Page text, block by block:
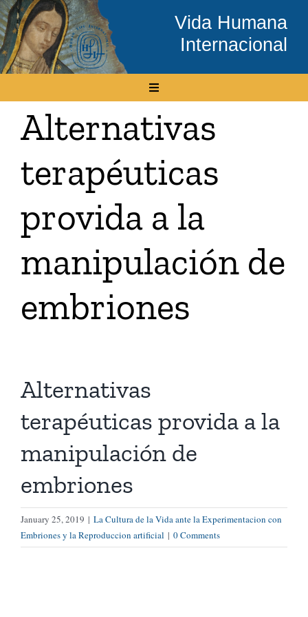
Skip
to
content
Vida Humana
Internacional
Toggle
Inicio
Conócenos
Temas
Boletín Electrónico
Media
Buscar
Alternativas
terapéuticas
provida a la
manipulación de
embriones
Alternativas
terapéuticas provida a la
manipulación de
embriones
January 25, 2019 | La Cultura de la Vida ante la Experimentacion con
Embriones y la Reproduccion artificial | 0 Comments